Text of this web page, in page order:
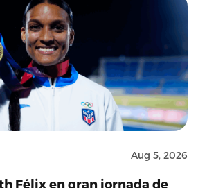
Aug 5, 2026
Félix en gran jornada de